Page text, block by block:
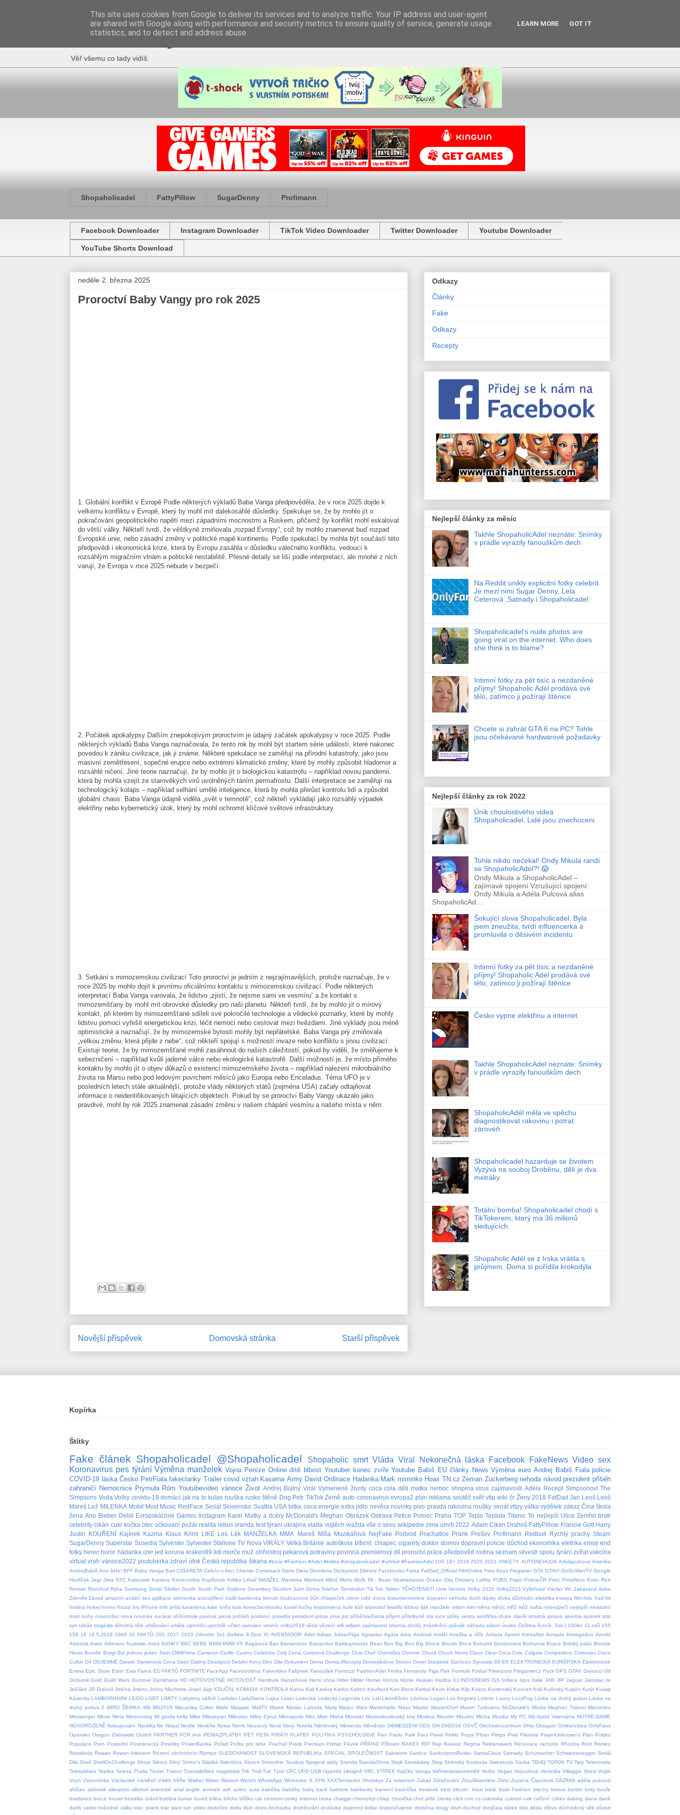
Fakečlánky
Věř všemu co tady vidíš.
Shopaholicadel FattyPillow SugarDenny Profimann
Facebook Downloader Instagram Downloader TikTok Video Downloader Twitter Downloader Youtube Downloader
YouTube Shorts Download
neděle 2. března 2025
Proroctví Baby Vangy pro rok 2025
1. Globální konflikt v Evropě Podle některých výkladů Baba Vanga předpověděla, že v roce 2025 dojde k
velkému konfliktu v Evropě, který by mohl mít dalekosáhlé důsledky. Spekuluje se, že by mohlo jít o
pokračování geopolitického napětí mezi západními mocnostmi a Ruskem, přičemž by konflikt mohl eskalovat
do větší války. Někteří tvrdí, že věštkyně zmiňovala „rozpad Evropy“, což by mohlo znamenat buď rozpad
Evropské unie, nebo zásadní změny v politické mapě kontinentu. Podle spekulací by mohla být součástí této
předpovědi i ekonomická krize, která by Evropu zasáhla v důsledku válečného konfliktu, vedoucí k
rozsáhlým migračním vlnám a politické nestabilitě. Přesné detaily se liší podle interpretací, ale mnohé z nich
varují, že Evropa v roce 2025 nebude v bezpečí.
2. Počátek apokalypsy Dalším znepokojivým proroctvím je údajný začátek apokalypsy v roce 2025. Podle
některých výkladů Baba Vanga naznačovala, že tento rok by mohl být startem série událostí, které nakonec
povedou k zániku civilizace, jak ji známe. Některé spekulace se zaměřují na přírodní katastrofy, jako jsou
masivní zemětřesení, sopečné erupce nebo extrémní klimatické změny, které by mohly způsobit hladomor a
rozsáhlé ničení. Jiné teorie naznačují, že by mohlo jít o biologickou katastrofu – například novou pandemii,
která by mohla vzejít ze starověkých virů uvolněných táním permafrostu. Další interpretace se zaměřují na
technologický kolaps – například selhání umělé inteligence, která by mohla přerůst kontrolu lidí a způsobit
globální chaos. Baba Vanga údajně viděla „svět v temnotě“, což někteří vykládají jako rozsáhlý výpadek
elektřiny nebo kybernetický útok, který by mohl ochromit klíčové světové infrastruktury.
3. Setkání s mimozemskou civilizací Toto proroctví je jedním z nejzajímavějších, protože naznačuje, že v
roce 2025 by mohlo dojít k prvnímu oficiálnímu kontaktu s mimozemskou civilizací. Podle některých
interpretací Baba Vanga varovala, že lidstvo „zjistí, že nejsme sami ve vesmíru“ a že kontakt s
mimozemšťany by mohl mít obrovské důsledky pro naši planetu. Někteří tvrdí, že by mohlo jít o mírový
kontakt, při kterém by mimozemšťané sdíleli své pokročilé technologie a vědecké poznatky, které by mohly
lidstvu pomoci vyřešit energetickou krizi, léčit nemoci nebo cestovat mezi hvězdami. Jiné výklady jsou méně
optimistické a naznačují, že by mimozemské bytosti mohly být nepřátelské. Baba Vanga prý zmiňovala
„velkou změnu, která přijde z nebe“, což někteří spojují s možností invaze nebo konfliktu s jinou civilizací.
Existují teorie, že by mimozemšťané mohli zasáhnout do našich záležitostí, pokud by viděli, že směřujeme k
sebezničení – například kvůli jaderné válce nebo ekologické katastrofě. Další možností je, že místo přímého
kontaktu by mohlo jít o objev důkazů o existenci mimozemského života – například nalezení mikrobiálního
života na Marsu nebo pod ledovým povrchem měsíců jako Europa nebo Enceladus. Téma UFO je v
posledních letech stále aktuálnější, protože vlády některých států (zejména USA) začaly odtajňovat
informace o neidentifikovaných létajících objektech. Pokud by se proroctví Baby Vangy ukázalo jako
pravdivé, mohl by rok 2025 znamenat zásadní změnu v našem chápání vesmíru a našeho místa v něm.
Novější příspěvek Starší příspěvek
Domovská stránka
Odkazy
Články
Fake
Odkazy
Recepty
Nejlepší články za měsíc
Takhle ShopaholicAdel neznáte: Snímky
v prádle vyrazily fanouškům dech
Na Reddit unikly explicitní fotky celebrit.
Je mezi nimi Sugar Denny, Lela
Ceterová ,Satnady i Shopaholicadel
Shopaholicadel's nude photos are
going viral on the internet. Who does
she think is to blame?
Intimní fotky za pět tisíc a nezdaněné
příjmy! Shopaholic Adél prodává své
tělo, zatímco ji požírají štěnice
Chcete si zahrát GTA 6 na PC? Tohle
jsou očekávané hardwarové požadavky
Nejlepší články za rok 2022
Únik choulostivého videa
Shopaholicadel. Lidé jsou znechuceni.
Tohle nikdo nečekal! Ondy Mikula randí
se ShopaholicAdel?! 😱
Ondy Mikula a ShopaholicAdel –
zajímavé spojení Vzrušující spojení:
Ondy Mikula a Adéla Pulcová alias
ShopaholicAd...
Šokující slova Shopaholicadel. Byla
jsem zneužita, tvrdí influencerka a
promluvila o děsivém incidentu
Intimní fotky za pět tisíc a nezdaněné
příjmy! Shopaholic Adél prodává své
tělo, zatímco ji požírají štěnice
Česko vypne elektřinu a internet.
Takhle ShopaholicAdel neznáte: Snímky
v prádle vyrazily fanouškům dech
ShopaholicAdél měla ve spěchu
diagnostikovat rakovinu i potrat
zároveň.
Shopaholicadel hazarduje se životem.
Vyzývá na souboj Droběnu, dělí je dva
metráky
Totální bomba! Shopaholicadel chodí s
TikTokerem, který má 36 milionů
sledujících.
Shopaholic Adél se z Irska vrátila s
průjmem. Doma si pořídila krokodýla
Kopírka
Štítky
Fake článek Shopaholicadel @Shopaholicadel Shopaholic smrt Vláda Viral Nekonečná láska Facebook FakeNews Video sex
Koronavirus pes týrání Výměna manželek Vojna Peníze Online dítě blbost Youtuber konec zvíře Youtube Babiš EU články News Výměna euro Andrej Babiš Fiala policie
COVID-19 láska Česko PetrFiala fakeclanky Trailer covid vztah Kasarna Army David Ordinace Hadanka Mark miminko Hoax TN.cz Zeman Zuckerberg nehoda návod prezident příběh
zahraničí Nemocnice Prymula Róm Youtubevideo vánoce Život Andrej Blatný Virál Vymenené životy coca cola děti matka nemoc shopina virus zajímavosti Adéla Recept Simpsonovi The
Simpsons Voda Volby covidu-19 domácí jak na to kulas rouška rusko štěně Dog Petr TikTok Země auto coronavirus evropa2 plyn reklama soutěž svět vtip wiki čr Ženy 2018 FatDad Jan Leoš
Leoš
Mareš
Lež MILENKA Mobil Most Music RedFace Seriál Slovensko Svatba USA bitka coca energie extra jídlo nevěra novinky pivo pravda rakovina roušky senát vtipy válka výdělek zákaz Čína škola
žena Ano Bieber Debil EvropskáUnie Games Instagram Karel Matky a dcéry McDonald's Meghan Obrázek Ostrava Petice Pomoc Praha TOP Teplo Teplota Titanic To nejlepší Ulice Zemřel
bratr
celebrity cikán cukr kočka otec očkovaní požár realita rebus sranda test týraní ukrajina vlada vojtěch vražda vše o sexu wikipedie zima úmrtí 2022 Adam Cikan Drahoš FattyPillow Francie Gott Harry
Justin
KOUŘENÍ Kajínek Kazma Klaus Krimi LIKE Les Lék MANŽELKA MMA Mareš Míša Muzikářová NejFake Podvod Prachatice Prank Prešov Profimann Redbull Rychlý prachy Steam
SugarDenny Superstar Susedia Sylvester Sylvester Stallone TV Nova VIRÁLY Velká Británie autoškola blbost. chlapec cigarety doktor domov dopravní policie důchod ekonomika eletrika emoji end
fotky herec horor hádanka izer jed koruna kraken89 lidi morče muž ohňostroj pekarová potraviny povinná premiérový díl proroctví práce předpověď rodina seznam silvestr spolu týrání zvířat vakcína
virtual vrah vánoce2022 youtuberka zdraví útok Česká republika šikana #bizár #Fashion #Adel #kritika #shopaholicadel #vzhled #FashionAdel 100 18+ 2019 2020 2021 ANKETY AUTONEHODA Adelapulcova Amerika
AndrejBabiš Ano šéfe! BFF Baba Vanga Bart CIGARETA Celníci v Akci Chemie Comeback Dane Dieta Dovolena Dyckymost Dálnice Facebooku Fakta FatDad_Official FilmOnline Free Keys Fregamer GTA GTAVI GoGoManTV Google
Havlíček Jagr Jirka KFC Kalousek Kamera Konecsvěta Kopřivová Kritika Lékař MANŽEL Maminka Martinek Miloš Morty Moře Mr : Bean Nostradamus Oceán Olej Osmany Laffita PUBG Papír PolicieČR Princ Prostřeno Putin Rick
Roman Rozchod Ryba Samsung Serial Sibiřan South South Park Stallone Steamkey Student Sám Doma Telefon Terminátor Tik Tok Twitter TĚHOTENSTÍ Unie Vemola Volby 2020 Volby2021 Vyšehrad Václav Wc Zakázaná láska
Zdeněk Závod amazon anální sex aplikace atomovka autosdílení balík bankovka benzin budoucnost bůh chlapeček citron csfd dcera dokumentonline dopravní nehoda duch dávky dívka důchodci elektrika evropa film foto had hit
hodina hokej hovno hruza hry iPhone info jehla karanténa kate kněz kolo konecfacebooku kostel kočky kryptomena kuře kůň laboratoř letadlo lidstvo lidé manžele milion mini měna měsíc mříž můž nafta nebezpečí nejlepší nevlastní
bratr nohy nosorožec nova novinka nuclear ohňostroje pavouk penis pohřeb poslanci pravidla president prima prsa psi příběhzeživota příjem přítelkyně rok ruce sdílej sestra sestřička share slavík smutná zpravá sperma spánek stát
syn tabák tragédie těhotná tělo ubližování uměla uprchlíci uprchlík učitel varovaní vesmír volby2018 věda vězení wifi william zajímavost zdarma zloděj znásilnění zpěvák záhada zákon útulek Čeština řezník. šok ) 100let 11.zaří 155
158 16 19.5.2018 1989 20 FAKTŮ 200 2017 2023 24hodin 3v1 6ix9ine A Dost AI AVENTADOR Adel Adrian AdrianFiga Agraelus Agáta Alois Android Anděl Anežka a Jiřík Anketa Aperol ArenaNet Armada Armagedon Arnold
Asteroid Astra Atkinson Australie Avicii BANKY BBC BEBE BMW BMW X5 Bagárová Ban Barrandosv Barrandov Battlegrounds Bean Ben Big Ben Big Shock Bitcoin Block Bohumil Bonboniéra Borhyova Boyce Britský palác Brooke
Houts Bundle Burgr Byl jednou jeden život CNNPrima Cameron Carillo Casino Celebrita Celý Cena Ceterová Challenge Chat Chef Chemička Chrome Chuck Chuck Norris Claus Clear Coca-Cola Colgate Competition Cristovao Crocs
Culkin D4 DOJEMNÉ Darwin Darwinová Cena Datel Dating Deadpool Debilní Kecy Den Dila Dokument Doma DomaciRecepty Domodědovo Doneo Down Drastické Duchcov Dynastie Díl EK ELEKTRONICKÁ EURÓPSKA Elektronické
Emma Epic Store Ester Ewa Farna EÚ FAKTŮ FORTNITE FaceApp Facebookhra Fakevideo Faltýnek Fanoušek Fantozzi FashionAdel Feriha Fernando Figa Flek Formule Fotbal Freescoot Fregamercz Fuck GPS GTAV Ganacci Gif
Gobumil Gold Guild Wars Gumové Gymkhana HD HOTOVOSTNÉ HOTOVOSŤ Hamburk Hanychová Herní zóna Hitler Hittler Homer Honza Horse Huawei Hudba ILLINOISNEWS ISS Inflace Iqos Italie JAR JIP Jaguar Jaroslav Je
Ježíšek Jiří Drahoš Jména Jméno Johny Machette Josef Jágr KDUČSL KOMISIA KONTROLA Kafuu Kali Kariéra Karlos Karton Kaufland Ken Block Kerbal Kevin Kitkat Klip Kokos Komenský Koncert Král Kulínský Kupón Kurýr Kuvajt
Kávenky LAMBORGHINI LEGO LGBT LIMITY Labyrinty vášně Ladislav LadyDiana Lajna Laser Ledecká Ledecký Legenda Lev Lidl Litoměřicko Litvínov Logan Los Angeles Loterie Louny LucyPug Láska na druhý pokus Láska na
druhý pokus 2 MIRO ŽBIRKA MS MS2019 Macaulay Culkin Mafie Malajsie MallTV Marek Marián Labuda Marly Marpo Mars Marshmello Maso Master MasterChef Maxim Turbulenc McDonald‘s Media Meghan Trainor Mercedes
Messenger Messi Meta Meteorolog Mi gorda bella Mike Mikejepan Milevsko Miley Cyrus Minnapolis Miro Mise Misha Monster Moravskoslezský kraj Moskva Mouder Moudro Mrcha Muzika My PC Má tlustá Valentýna NOTRE-DAME
NOVOROZENĚ Nakupování Natálka Ne Nepal Nestle Nevěřte Nokia Norris Nouzový Nová Nový Nutella Náhlovský Německo Něměcko OBMEDZENI ODS OH OH2018 OSVČ Obchodnícentrum Ohio Oktagon OnlineVidea OnlyFans
Opavsko Oregon Ostrowski Outloň PARTNER PCR test PENIAZPLATBY PET PETA PIRÁTI PLATBY POLITIKA PSYCHOLOGIE Pan Paolo Park Paul Pavel Peklo Pepsi Pfizer Pimps Pirát Planeta PlayerUnknown's Plán Polsko
Populace Porn Poslední Postránecký Povídky PowerBanka Pořad Pošta pro tebe Prachař Prask Premium Primat Pávek PŘÍPAD Příbram RAKEV RIP Rap Ravasz Regina Reklamaweb Renovace rachotin Rhodos Rom Romeo
Rosalinda Rowan Rowan Atkinson Rození obchodníci Rytmus SLEDOVANOST SLOVENSKÁ REPUBLIKa SPECIAL SPOLEČNOST Salvatore Sankce SankceprotiRusku SantaClaus Satnady Schumacher Schwarzenegger Seriál
Dila Shell ShellOnChallenge Show Silnice Silný Simon’s Sladká Valentína Slunce Smoothie Soukup Spojené státy Standa StandaShow Stejk Sterakdary Stop Stránský Svoboda Sweatcoin Sázka TBHQ TOP09 TV Tary Telenovela
Teletubbies Teplice Tereza Thalia Tinder Trainor Transsibiřská magistrála Trik Troll Tuk Týral UFC UFO USB Uganda Ukrajině VRC VTÍPEK Vajíčko Vanga Vařímeskrakenem89 Vedro Vegan Vejvodová Veronika Villaggio Voice Voják
Voyo Vzpomínka Václavské náměstí Válek Věřte Walker Water Watson Werich WhatsApp Wolverine X XFN XXXTentacion Xholakys Za volantem Zakaz Zdražování Zkouškaonline Zlato Zuzana Čaputová ZÁZRAK adéla pulcová
afričan aktivisté aliexpres alkohol americké anal anglie animals ash aukro auta babička babičky baby back bakterie bankovky barvení basníčka beranek best bitcoin. bizar bizár bizár Fashion blechy bonus bordel boty bouře
bradavice bruce brusel brutalita bránil bublina bulvar bureš bílina břicho bříško cat centrum ceský internet cesta chatgpt chernobyl chlap chuvička chuť.jídlo clanky click cnn co cukrovka cukroví cvik cvičení církev dabing dana daně
darth vader hvězdné války otec prank star wars syn video dedeček delta dluh dnes dochazka dodržování dodávka dojemný dollar doporučujeme droběna drogy druh duchod dvojčata dárek díte děda dřevo důchodový věk důvod
This site uses cookies from Google to deliver its services and to analyze traffic. Your IP address and user-agent
are shared with Google along with performance and security metrics to ensure quality of service, generate usage
statistics, and to detect and address abuse.
LEARN MORE GOT IT